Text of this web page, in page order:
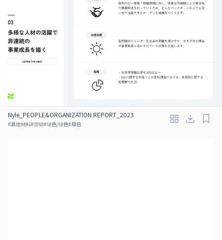
Nyle_PEOPLE&ORGANIZATION REPORT_2023
#其他材料#营销#绿色/绿色#相信